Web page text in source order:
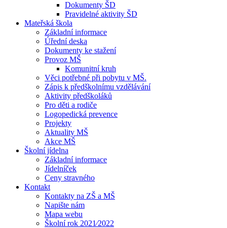
Dokumenty ŠD
Pravidelné aktivity ŠD
Mateřská škola
Základní informace
Úřední deska
Dokumenty ke stažení
Provoz MŠ
Komunitní kruh
Věci potřebné při pobytu v MŠ.
Zápis k předškolnímu vzdělávání
Aktivity předškoláků
Pro děti a rodiče
Logopedická prevence
Projekty
Aktuality MŠ
Akce MŠ
Školní jídelna
Základní informace
Jídelníček
Ceny stravného
Kontakt
Kontakty na ZŠ a MŠ
Napište nám
Mapa webu
Školní rok 2021⁄2022